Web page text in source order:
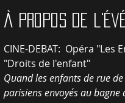
À propos de
CINE-DEBAT:  Opéra
"Droits de l'enfant"
Quand les enfants de rue
parisiens envoyés au bagne